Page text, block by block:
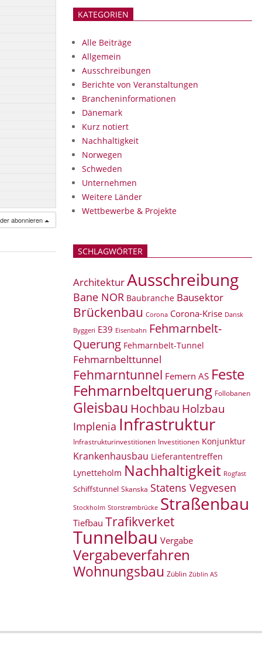
abonnieren
KATEGORIEN
Alle Beiträge
Allgemein
Ausschreibungen
Berichte von Veranstaltungen
Brancheninformationen
Dänemark
Kurz notiert
Nachhaltigkeit
Norwegen
Schweden
Unternehmen
Weitere Länder
Wettbewerbe & Projekte
SCHLAGWÖRTER
ArchitekturAusschreibung
Bane NOR Baubranche Bausektor
Brückenbau Corona Corona-Krise Dansk
Byggeri E39 Eisenbahn Fehmarnbelt-
Querung Fehmarnbelt-Tunnel
Fehmarnbelttunnel
Fehmarntunnel Femern AS Feste
Fehmarnbeltquerung Follobanen
Gleisbau Hochbau Holzbau
Implenia Infrastruktur
Infrastrukturinvestitionen Investitionen Konjunktur
Krankenhausbau Lieferantentreffen
Lynetteholm Nachhaltigkeit Rogfast
Schiffstunnel Skanska Statens Vegvesen
Stockholm Storstrømbrücke Straßenbau
Tiefbau Trafikverket
Tunnelbau Vergabe
Vergabeverfahren
Wohnungsbau Züblin Züblin AS